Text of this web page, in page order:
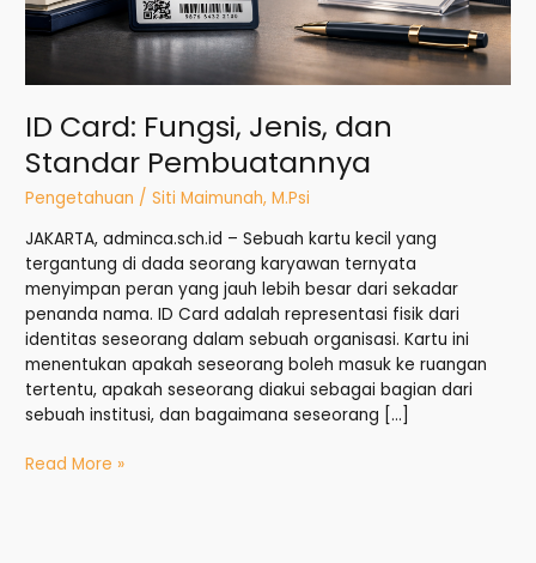
ID Card: Fungsi, Jenis, dan
Standar Pembuatannya
Pengetahuan /Siti Maimunah, M.Psi
JAKARTA, adminca.sch.id – Sebuah kartu kecil yang
tergantung di dada seorang karyawan ternyata
menyimpan peran yang jauh lebih besar dari sekadar
penanda nama. ID Card adalah representasi fisik dari
identitas seseorang dalam sebuah organisasi. Kartu ini
menentukan apakah seseorang boleh masuk ke ruangan
tertentu, apakah seseorang diakui sebagai bagian dari
sebuah institusi, dan bagaimana seseorang […]
Read More »